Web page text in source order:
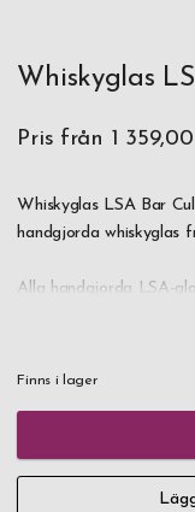
Whiskyglas
Pris från 1
Whiskyglas LSA Bar
handgjorda whiskyglas
Alla handgjorda LSA-
Ingredienserna består
proportioner är en
konsistens, färg och
önskat.
Finns i lager